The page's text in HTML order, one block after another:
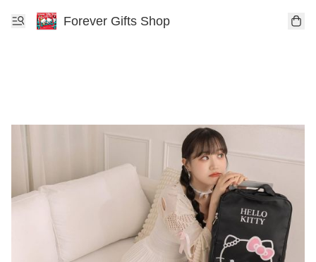
Forever Gifts Shop